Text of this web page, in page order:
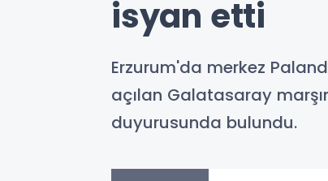
isyan etti
Erzurum'da merkez
açılan Galatasaray
duyurusunda bulundu.